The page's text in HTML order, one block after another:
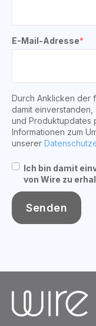
E-Mail-Adresse*
Durch Anklicken der
damit
und Produktupdates
Informationen zum
unserer
Ich bin damit
von Wire zu